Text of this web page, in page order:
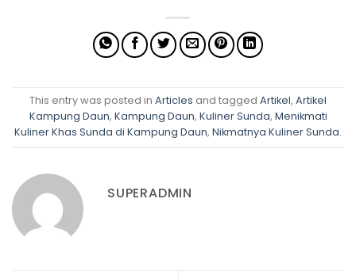
This entry was posted in Articles and tagged Artikel, Artikel
Kampung Daun, Kampung Daun, Kuliner Sunda, Menikmati
Kuliner Khas Sunda di Kampung Daun, Nikmatnya Kuliner Sunda.
SUPERADMIN